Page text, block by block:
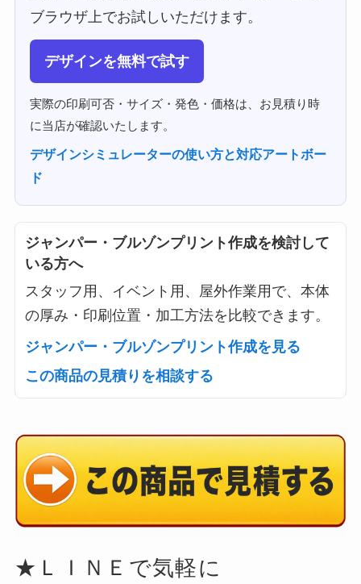
ブラウザ上でお試しいただけます。
デザインを無料で試す
実際の印刷可否・サイズ・発色・価格は、お見積り時
に当店が確認いたします。
デザインシミュレーターの使い方と対応アートボー
ド
ジャンパー・ブルゾンプリント作成を検討して
いる方へ
スタッフ用、イベント用、屋外作業用で、本体
の厚み・印刷位置・加工方法を比較できます。
ジャンパー・ブルゾンプリント作成を見る
この商品の見積りを相談する
★ＬＩＮＥで気軽に